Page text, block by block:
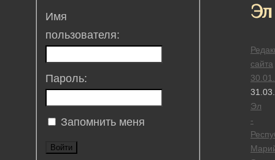
Эл
сайта
Эл
-
Имя
пользователя:
Пароль:
Запомнить меня
Войти